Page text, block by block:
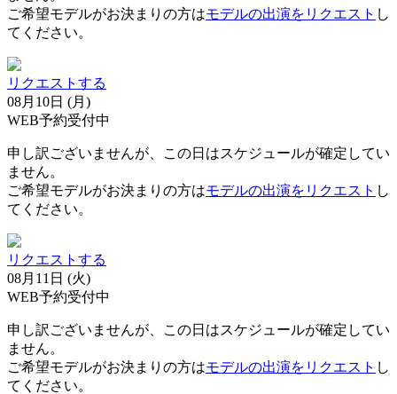
ご希望モデルがお決まりの方はモデルの出演をリクエスト し
てください。
リクエストする
08月10日 (月)
WEB予約受付中
申し訳ございませんが、この日はスケジュールが確定してい
ません。
ご希望モデルがお決まりの方はモデルの出演をリクエスト し
てください。
リクエストする
08月11日 (火)
WEB予約受付中
申し訳ございませんが、この日はスケジュールが確定してい
ません。
ご希望モデルがお決まりの方はモデルの出演をリクエスト し
てください。